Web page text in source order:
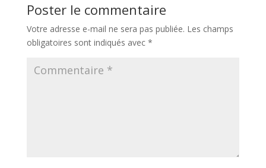
Poster le commentaire
Votre adresse e-mail ne sera pas publiée. Les champs
obligatoires sont indiqués avec *